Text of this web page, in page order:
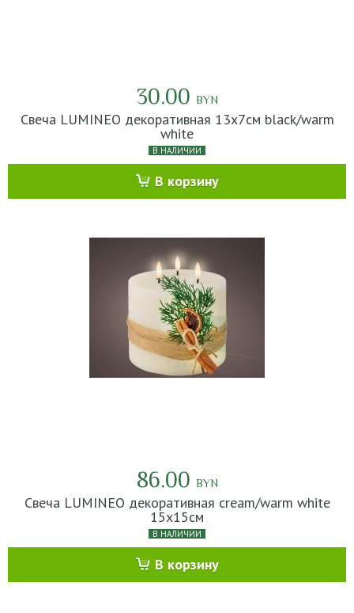
30.00 BYN
Свеча LUMINEO декоративная 13х7см black/warm
white
В НАЛИЧИИ
В корзину
86.00 BYN
Свеча LUMINEO декоративная cream/warm white
15x15cм
В НАЛИЧИИ
В корзину